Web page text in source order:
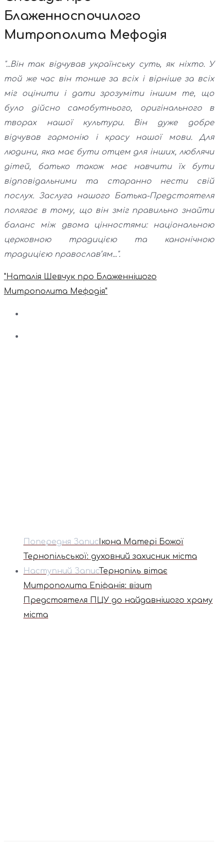
Блаженноспочилого
Митрополита Мефодія
"...Він так відчував українську суть, як ніхто. У
той же час він тонше за всіх і вірніше за всіх
міг оцінити і дати зрозуміти іншим те, що
було дійсно самобутнього, оригінального в
творах нашої культури. Він дуже добре
відчував гармонію і красу нашої мови. Для
людини, яка має бути отцем для інших, люблячи
дітей, батько також має навчити їх бути
відповідальними та старанно нести свій
послух. Заслуга нашого Батька-Предстоятеля
полягає в тому, що він зміг правильно знайти
баланс між двома цінностями: національною
церковною традицією та канонічною
традицією православ’ям...".
"Наталія Шевчук про Блаженнішого
Митрополита Мефодія"
Попередня ЗаписІкона Матері Божої
Тернопільської: духовний захисник міста
Наступний ЗаписТернопіль вітає
Митрополита Епіфанія: візит
Предстоятеля ПЦУ до найдавнішого храму
міста